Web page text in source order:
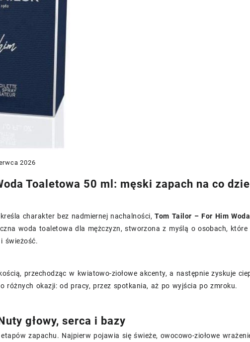
2026
Toaletowa 50 ml: męski zapach na co
charakter bez nadmiernej nachalności,Tom Tailor – For Him
woda toaletowa dla mężczyzn, stworzona z myślą o osobach,
świeżość.
przechodząc w kwiatowo-ziołowe akcenty, a następnie zyskuje
różnych okazji: od pracy, przez spotkania, aż po wyjścia po zmroku.
głowy, serca i bazy
zapachu. Najpierw pojawia się świeże, owocowo-ziołowe